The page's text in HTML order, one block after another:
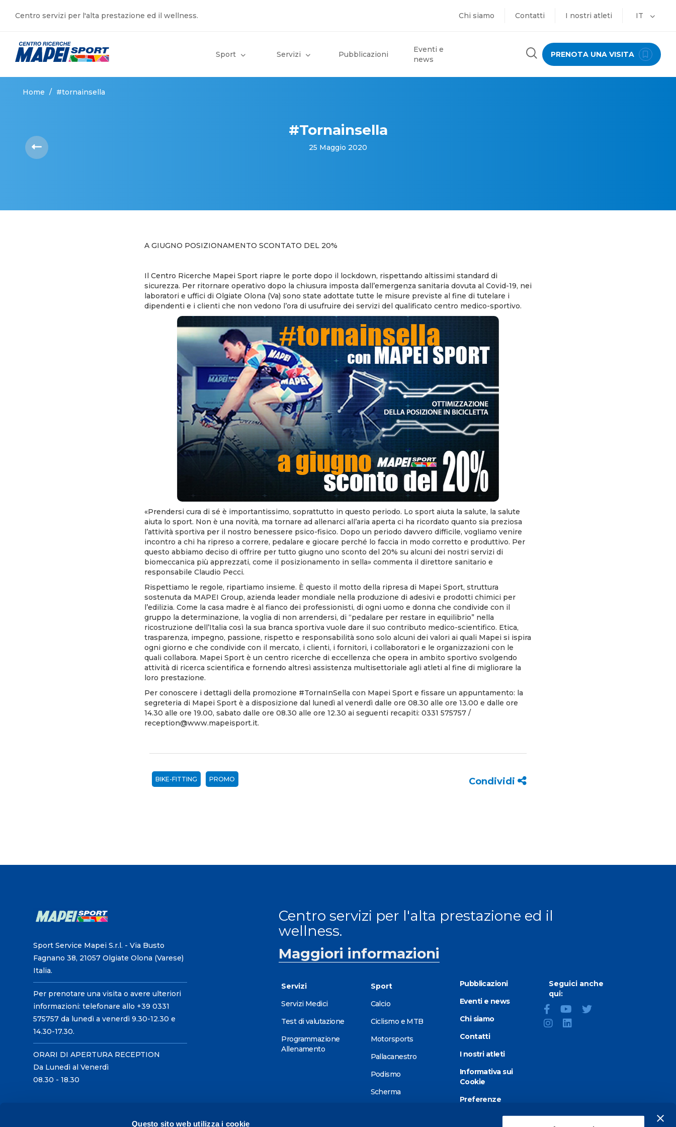
Questo sito web utilizza i cookie
Centro servizi per l'alta prestazione ed il wellness. Chi siamo Contatti I nostri atleti IT
Sport Servizi Pubblicazioni
Eventi e
news
PRENOTA UNA VISITA
Home / #tornainsella
#Tornainsella
25 Maggio 2020
A GIUGNO POSIZIONAMENTO SCONTATO DEL 20%
Il Centro Ricerche Mapei Sport riapre le porte dopo il lockdown, rispettando altissimi standard di
sicurezza. Per ritornare operativo dopo la chiusura imposta dall’emergenza sanitaria dovuta al Covid-19, nei
laboratori e uffici di Olgiate Olona (Va) sono state adottate tutte le misure previste al fine di tutelare i
dipendenti e i clienti che non vedono l’ora di usufruire dei servizi del qualificato centro medico-sportivo.
«Prendersi cura di sé è importantissimo, soprattutto in questo periodo. Lo sport aiuta la salute, la salute
aiuta lo sport. Non è una novità, ma tornare ad allenarci all’aria aperta ci ha ricordato quanto sia preziosa
l’attività sportiva per il nostro benessere psico-fisico. Dopo un periodo davvero difficile, vogliamo venire
incontro a chi ha ripreso a correre, pedalare e giocare perché lo faccia in modo corretto e produttivo. Per
questo abbiamo deciso di offrire per tutto giugno uno sconto del 20% su alcuni dei nostri servizi di
biomeccanica più apprezzati, come il posizionamento in sella» commenta il direttore sanitario e
responsabile Claudio Pecci.
Rispettiamo le regole, ripartiamo insieme. È questo il motto della ripresa di Mapei Sport, struttura
sostenuta da MAPEI Group, azienda leader mondiale nella produzione di adesivi e prodotti chimici per
l’edilizia. Come la casa madre è al fianco dei professionisti, di ogni uomo e donna che condivide con il
gruppo la determinazione, la voglia di non arrendersi, di “pedalare per restare in equilibrio” nella
ricostruzione dell’Italia così la sua branca sportiva vuole dare il suo contributo medico-scientifico. Etica,
trasparenza, impegno, passione, rispetto e responsabilità sono solo alcuni dei valori ai quali Mapei si ispira
ogni giorno e che condivide con il mercato, i clienti, i fornitori, i collaboratori e le organizzazioni con le
quali collabora. Mapei Sport è un centro ricerche di eccellenza che opera in ambito sportivo svolgendo
attività di ricerca scientifica e fornendo altresì assistenza multisettoriale agli atleti al fine di migliorare la
loro prestazione.
Per conoscere i dettagli della promozione #TornaInSella con Mapei Sport e fissare un appuntamento: la
segreteria di Mapei Sport è a disposizione dal lunedì al venerdì dalle ore 08.30 alle ore 13.00 e dalle ore
14.30 alle ore 19.00, sabato dalle ore 08.30 alle ore 12.30 ai seguenti recapiti: 0331 575757 /
reception@www.mapeisport.it.
BIKE-FITTING PROMO Condividi
Sport Service Mapei S.r.l. - Via Busto
Fagnano 38, 21057 Olgiate Olona (Varese)
Italia.
Per prenotare una visita o avere ulteriori
informazioni: telefonare allo +39 0331
575757 da lunedì a venerdì 9.30-12.30 e
14.30-17.30.
ORARI DI APERTURA RECEPTION
Da Lunedì al Venerdì
08.30 - 18.30
Centro servizi per l'alta prestazione ed il
wellness.
Maggiori informazioni
Servizi
Servizi Medici
Test di valutazione
Programmazione
Allenamento
Sport
Calcio
Ciclismo e MTB
Motorsports
Pallacanestro
Podismo
Scherma
Pubblicazioni
Eventi e news
Chi siamo
Contatti
I nostri atleti
Informativa sui
Cookie
Preferenze
Seguici anche
qui: